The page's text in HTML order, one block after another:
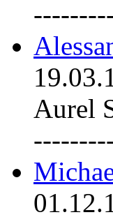
Aurel